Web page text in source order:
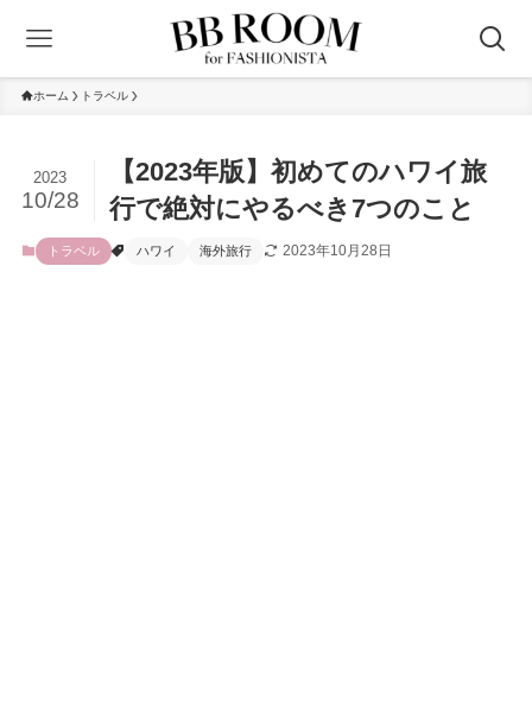
ホーム トラベル
【2023年版】初めてのハワイ旅
行で絶対にやるべき7つのこと
2023
10/28
トラベル ハワイ 海外旅行 2023年10月28日